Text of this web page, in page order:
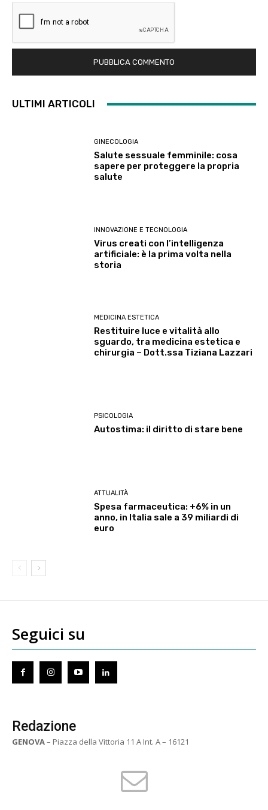
ULTIMI ARTICOLI
GINECOLOGIA
Salute sessuale femminile: cosa
sapere per proteggere la propria
salute
INNOVAZIONE E TECNOLOGIA
Virus creati con l’intelligenza
artificiale: è la prima volta nella
storia
MEDICINA ESTETICA
Restituire luce e vitalità allo
sguardo, tra medicina estetica e
chirurgia – Dott.ssa Tiziana Lazzari
PSICOLOGIA
Autostima: il diritto di stare bene
ATTUALITÀ
Spesa farmaceutica: +6% in un
anno, in Italia sale a 39 miliardi di
euro
Seguici su
Redazione
GENOVA– Piazza della Vittoria 11 A Int. A – 16121